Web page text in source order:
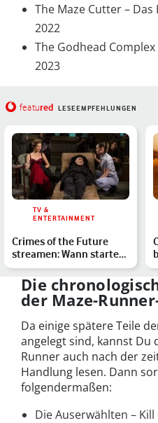
The Maze Cutter –
2022
The Godhead
2023
featured LESEEMPFEHLUNGEN
TV &
ENTERTAINMENT
Crimes of the Future
streamen: Wann startet
der Horrorfilm im Hei…
Die
der Maze-
Da einige spätere Teile
angelegt sind, kannst Du
Runner auch nach der
Handlung lesen. Dann
folgendermaßen:
Die Auserwählten –